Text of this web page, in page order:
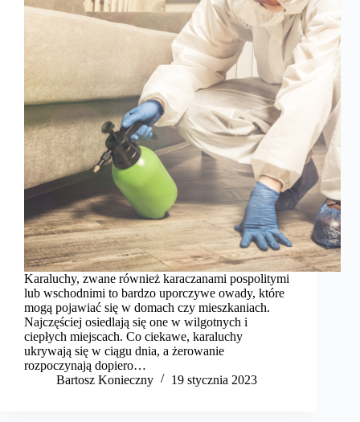
Karaluchy, zwane również karaczanami pospolitymi
lub wschodnimi to bardzo uporczywe owady, które
mogą pojawiać się w domach czy mieszkaniach.
Najczęściej osiedlają się one w wilgotnych i
ciepłych miejscach. Co ciekawe, karaluchy
ukrywają się w ciągu dnia, a żerowanie
rozpoczynają dopiero…
Bartosz Konieczny
19 stycznia 2023